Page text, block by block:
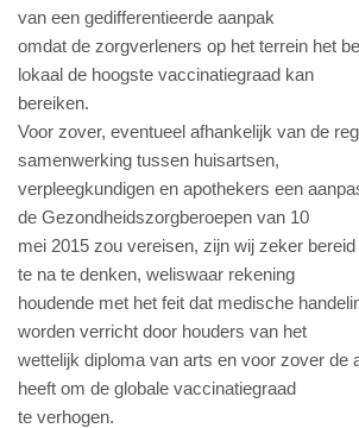
van een gedifferentieerde aanpak
omdat de zorgverleners op het terrein het
lokaal de hoogste vaccinatiegraad kan
bereiken.
Voor zover, eventueel afhankelijk van de
samenwerking tussen huisartsen,
verpleegkundigen en apothekers een
de Gezondheidszorgberoepen van 10
mei 2015 zou vereisen, zijn wij zeker
te na te denken, weliswaar rekening
houdende met het feit dat medische
worden verricht door houders van het
wettelijk diploma van arts en voor zover de
heeft om de globale vaccinatiegraad
te verhogen.